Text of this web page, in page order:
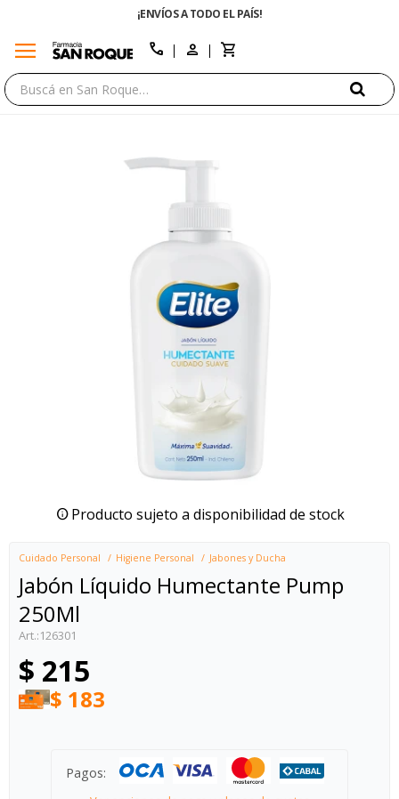
¡ENVÍOS A TODO EL PAÍS!
menu call
Producto sujeto a disponibilidad de stock
Cuidado Personal Higiene Personal Jabones y Ducha
Jabón Líquido Humectante Pump
250Ml
126301
$ 215
$ 183
Pagos:
close